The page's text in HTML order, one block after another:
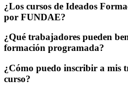
¿Los cursos de Ideados
por FUNDAE?
¿Qué trabajadores pueden
formación programada?
¿Cómo puedo inscribir a mis
curso?